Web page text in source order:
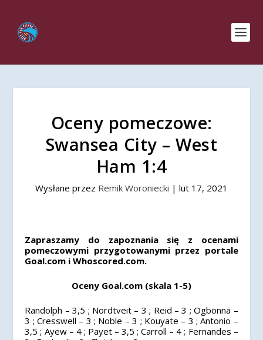
Oceny pomeczowe:
Swansea City – West
Ham 1:4
Wysłane przez Remik Woroniecki | lut 17, 2021
Zapraszamy do zapoznania się z ocenami
pomeczowymi przygotowanymi przez portale
Goal.com i Whoscored.com.
Oceny Goal.com (skala 1-5)
Randolph – 3,5 ; Nordtveit – 3 ; Reid – 3 ; Ogbonna –
3 ; Cresswell – 3 ; Noble – 3 ; Kouyate – 3 ; Antonio –
3,5 ; Ayew – 4 ; Payet – 3,5 ; Carroll – 4 ; Fernandes –